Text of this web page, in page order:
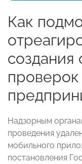
Как
создания
проверок
Надзорным
проведения
мобильного
постановления